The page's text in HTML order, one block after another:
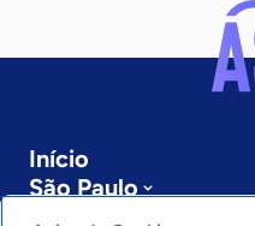
Início
São Paulo
Sobre a ASN